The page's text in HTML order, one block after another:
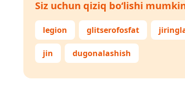
Siz uchun qiziq bo‘lishi
legion glitserofosfat
jin dugonalashish